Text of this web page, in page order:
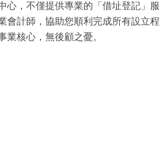
心，不僅提供專業的「借址登記」服
會計師，協助您順利完成所有設立程
業核心，無後顧之憂。